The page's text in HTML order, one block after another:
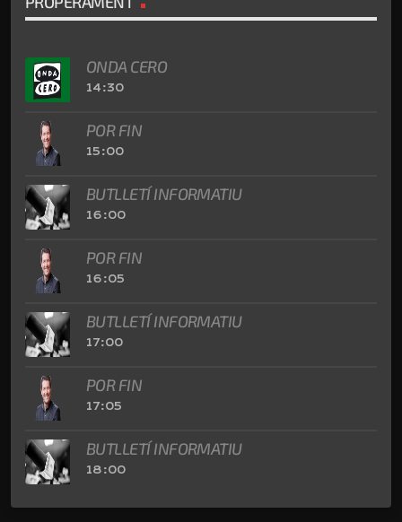
ONDA CERO
14:30
POR FIN
15:00
BUTLLETÍ INFORMATIU
16:00
POR FIN
16:05
BUTLLETÍ INFORMATIU
17:00
POR FIN
17:05
BUTLLETÍ INFORMATIU
18:00